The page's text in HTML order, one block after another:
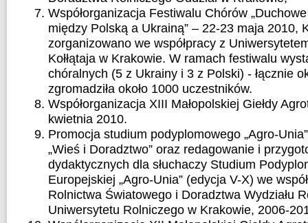
Współorganizacja Festiwalu Chórów
między Polską a Ukrainą” – 22-23 maja 2010,
zorganizowano we współpracy z
Kołłątaja w Krakowie. W ramach festiwalu
chóralnych (5 z Ukrainy i 3 z Polski) - łącznie
zgromadziła około 1000 uczestników.
Współorganizacja XIII Małopolskiej Giełdy
kwietnia 2010.
Promocja studium podyplomowego „Agro-
„Wieś i Doradztwo” oraz redagowanie i
dydaktycznych dla słuchaczy Studium
Europejskiej „Agro-Unia” (edycja V-X) we
Rolnictwa Światowego i Doradztwa Wydziału
Uniwersytetu Rolniczego w Krakowie, 2006-